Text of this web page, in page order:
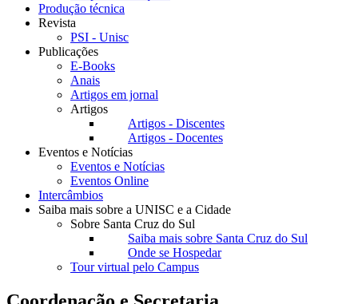
Produção técnica
Revista
PSI - Unisc
Publicações
E-Books
Anais
Artigos em jornal
Artigos
Artigos - Discentes
Artigos - Docentes
Eventos e Notícias
Eventos e Notícias
Eventos Online
Intercâmbios
Saiba mais sobre a UNISC e a Cidade
Sobre Santa Cruz do Sul
Saiba mais sobre Santa Cruz do Sul
Onde se Hospedar
Tour virtual pelo Campus